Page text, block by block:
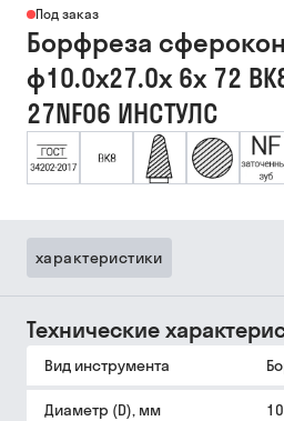
Под заказ
Борфреза
ф10.0х27.0х 6х 72
27NF06 ИНСТУЛС
характеристики
Технические
Вид инструмента
Диаметр (D), мм 10